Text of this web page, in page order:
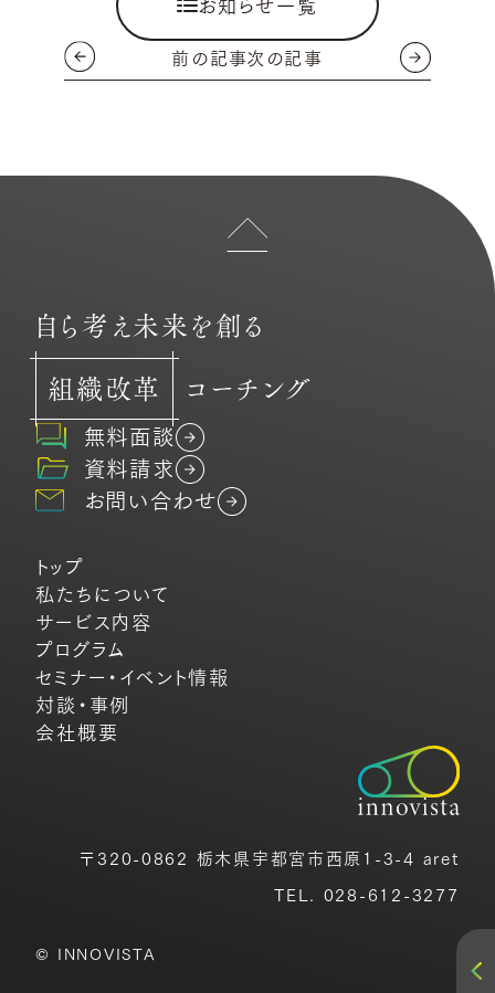
前の記事次の記事
自ら考え未来を創る
組織改革
コーチング
無料面談
資料請求
お問い合わせ
〒320-0862 栃木県宇都宮市西原1-3-4 aret
TEL. 028-612-3277
© INNOVISTA
トップ
私たちについて
サービス内容
プログラム
セミナー・イベント情報
対談・事例
会社概要